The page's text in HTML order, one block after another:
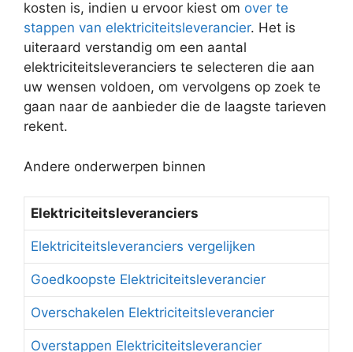
kosten is, indien u ervoor kiest om over te
stappen van elektriciteitsleverancier. Het is
uiteraard verstandig om een aantal
elektriciteitsleveranciers te selecteren die aan
uw wensen voldoen, om vervolgens op zoek te
gaan naar de aanbieder die de laagste tarieven
rekent.
Andere onderwerpen binnen
Elektriciteitsleveranciers
Elektriciteitsleveranciers vergelijken
Goedkoopste Elektriciteitsleverancier
Overschakelen Elektriciteitsleverancier
Overstappen Elektriciteitsleverancier